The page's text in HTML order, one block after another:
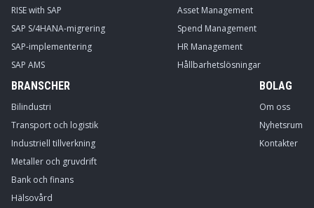
RISE with SAP
SAP S/4HANA-migrering
SAP-implementering
SAP AMS
Asset Management
Spend Management
HR Management
Hållbarhetslösningar
BRANSCHER
Bilindustri
Transport och logistik
Industriell tillverkning
Metaller och gruvdrift
Bank och finans
Hälsovård
BOLAG
Om oss
Nyhetsrum
Kontakter